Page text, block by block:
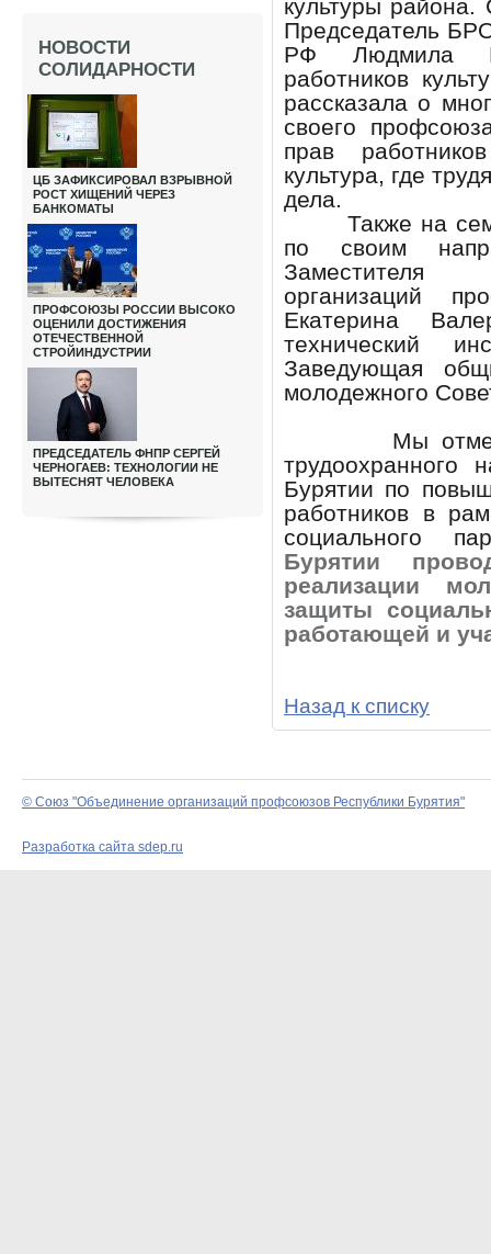
НОВОСТИ
СОЛИДАРНОСТИ
ЦБ ЗАФИКСИРОВАЛ ВЗРЫВНОЙ
РОСТ ХИЩЕНИЙ ЧЕРЕЗ
БАНКОМАТЫ
ПРОФСОЮЗЫ РОССИИ ВЫСОКО
ОЦЕНИЛИ ДОСТИЖЕНИЯ
ОТЕЧЕСТВЕННОЙ
СТРОЙИНДУСТРИИ
ПРЕДСЕДАТЕЛЬ ФНПР СЕРГЕЙ
ЧЕРНОГАЕВ: ТЕХНОЛОГИИ НЕ
ВЫТЕСНЯТ ЧЕЛОВЕКА
культуры района.
Председатель
РФ Людмила
работников
рассказала о
своего
прав
культура, где
дела.
Также на
по своим
Заместителя
организаций
Екатерина
технический
Заведующая
молодежного
Мы
трудоохранного
Бурятии по
работников в
социального
Бурятии
реализации
защиты
работающей и
Назад к списку
© Союз "Объединение организаций профсоюзов Республики Бурятия"
Разработка сайта sdep.ru